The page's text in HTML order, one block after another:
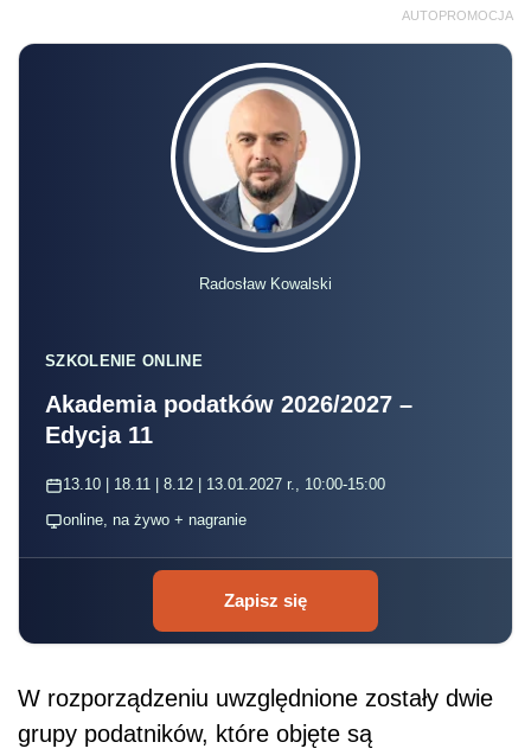
AUTOPROMOCJA
Radosław Kowalski
SZKOLENIE ONLINE
Akademia podatków 2026/2027 –
Edycja 11
13.10 | 18.11 | 8.12 | 13.01.2027 r., 10:00-15:00
online, na żywo + nagranie
Zapisz się
W rozporządzeniu uwzględnione zostały dwie
grupy podatników, które objęte są